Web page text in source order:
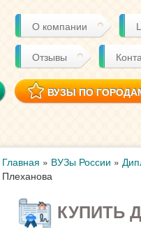
О компании
Отзывы
ВУЗЫ ПО
Главная » ВУЗы России »
Плеханова
КУПИТЬ